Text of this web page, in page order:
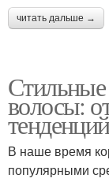
читать дальше →
Стильные
волосы:
тенденций
В наше время
популярными